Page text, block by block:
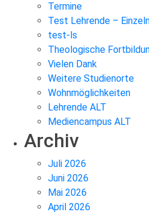
Termine
Test Lehrende –
test-ls
Theologische
Vielen Dank
Weitere Studienorte
Wohnmöglichkeiten
Lehrende ALT
Mediencampus ALT
Archiv
Juli 2026
Juni 2026
Mai 2026
April 2026